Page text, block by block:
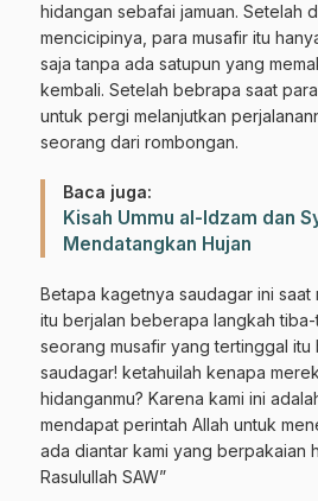
Gabung Channel
Pasuruan
Dapatkan info kegiatan, kajian, dan
sumber resmi NU
Join
hidangan sebafai jamuan. Setelah
mencicipinya, para musafir itu
saja tanpa ada satupun yang
kembali. Setelah bebrapa saat
untuk pergi melanjutkan
seorang dari rombongan.
Baca juga:
Kisah Ummu al-Idzam dan
Mendatangkan Hujan
Betapa kagetnya saudagar ini saat
itu berjalan beberapa langkah tiba-
seorang musafir yang tertinggal itu
saudagar! ketahuilah kenapa
hidanganmu? Karena kami ini
mendapat perintah Allah untuk
ada diantar kami yang berpakaian
Rasulullah SAW”